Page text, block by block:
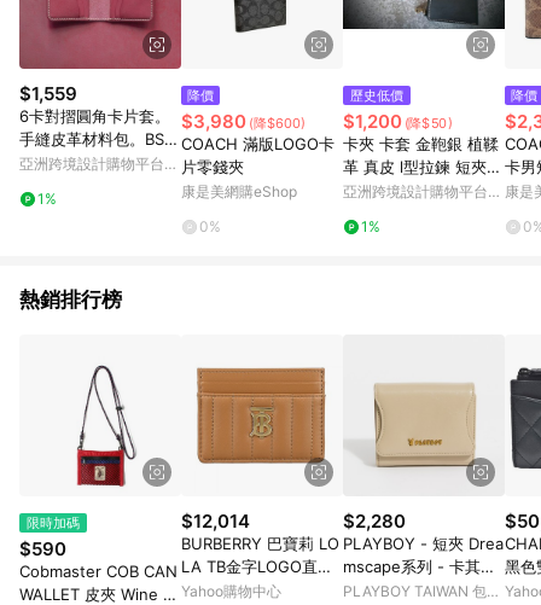
則請以點數紅包活動說明為準。 11. 若於 LINE 購物前往 Pinkoi
頁面後才首次下載 Pinkoi APP 並完成訂單，不符合導購資格；承
上，首次下載 Pinkoi APP 後，需透過 LINE 購物前往 Pinkoi 頁
面，方享導購資格。
$1,559
6卡對摺圓角卡片套。
手縫皮革材料包。BSP
066
亞洲跨境設計購物平台
1%
降價
$3,980 (降$600)
COACH 滿版LOGO卡
片零錢夾
康是美網購eShop
0%
歷史低價
$1,200 (降$50)
卡夾 卡套 金鞄銀 植鞣
革 真皮 l型拉鍊 短夾
皮夾 錢包 手工皮革
亞洲跨境設計購物平台
1%
降價
卡男
康是
熱銷排行榜
限時加碼
$590
Cobmaster COB CAN
WALLET 皮夾 Wine 81
$12,014
BURBERRY 巴寶莉 LO
LA TB金字LOGO直條
紋絎縫設計小羊皮4卡
Yahoo購物中心
$2,280
PLAYBOY - 短夾 Drea
mscape系列 - 卡其色/
561-1013-26-2
PLAYBOY TAIWAN 包包
黑色
小羊